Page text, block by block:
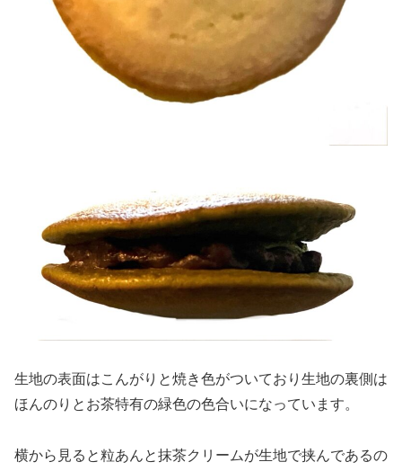
生地の表面はこんがりと焼き色がついており生地の裏側は
ほんのりとお茶特有の緑色の色合いになっています。
横から見ると粒あんと抹茶クリームが生地で挟んであるの